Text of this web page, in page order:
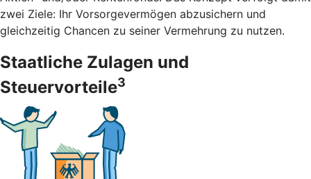
zwei Ziele: Ihr Vorsorgevermögen abzusichern und
gleichzeitig Chancen zu seiner Vermehrung zu nutzen.
Staatliche Zulagen und
Steuervorteile3